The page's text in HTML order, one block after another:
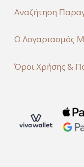
Αναζήτηση
Ο Λογαριασμός
Όροι Χρήσης &